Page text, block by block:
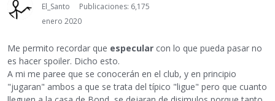
El_Santo
Publicaciones: 6,175
enero 2020
Me permito recordar que especular con lo que pueda pasar no
es hacer spoiler. Dicho esto.
A mi me paree que se conocerán en el club, y en principio
"jugaran" ambos a que se trata del típico "ligue" pero que cuanto